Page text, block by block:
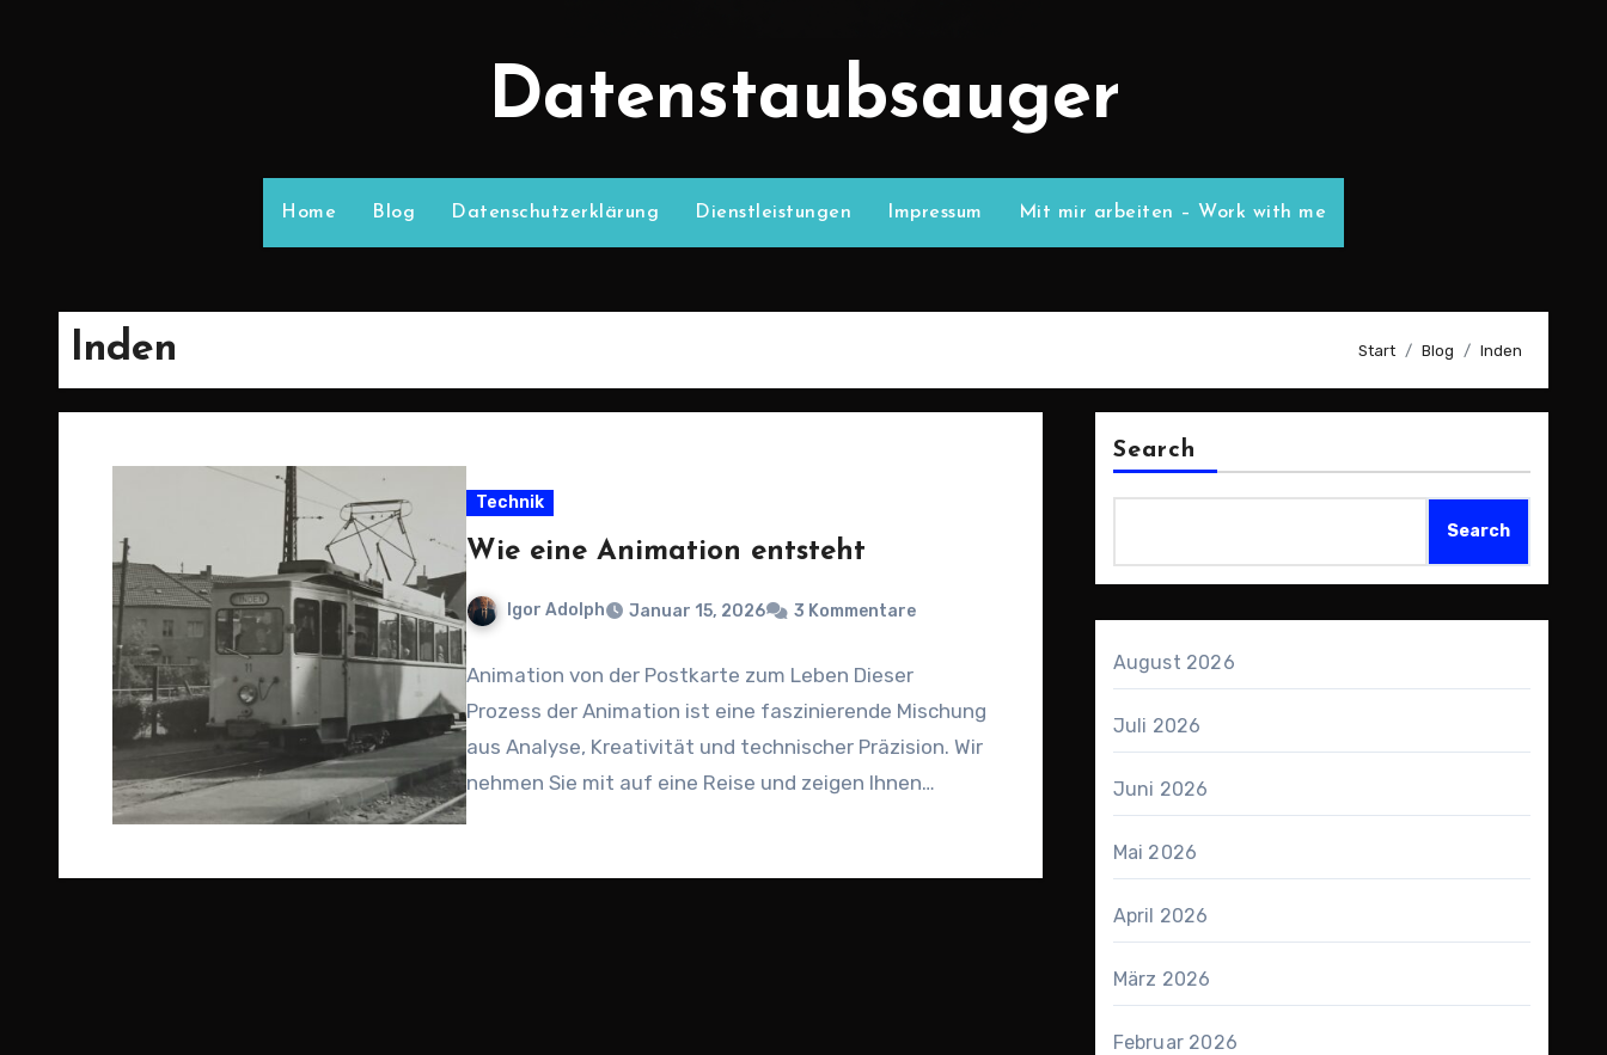
Datenstaubsauger
Home Blog Datenschutzerklärung Dienstleistungen Impressum Mit mir arbeiten – Work with me
Inden Start Blog Inden
Technik
Wie eine Animation entsteht
Igor Adolph Januar 15, 2026 3 Kommentare
Animation von der Postkarte zum Leben Dieser
Prozess der Animation ist eine faszinierende Mischung
aus Analyse, Kreativität und technischer Präzision. Wir
nehmen Sie mit auf eine Reise und zeigen Ihnen…
Search
Search
August 2026
Juli 2026
Juni 2026
Mai 2026
April 2026
März 2026
Februar 2026